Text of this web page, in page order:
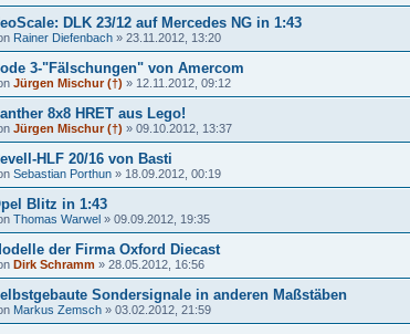
DLK 23/12 auf Mercedes NG in 1:43
Rainer Diefenbach » 23.11.2012, 13:20
3-"Fälschungen" von Amercom
Jürgen Mischur (†) » 12.11.2012, 09:12
8x8 HRET aus Lego!
Jürgen Mischur (†) » 09.10.2012, 13:37
HLF 20/16 von Basti
Sebastian Porthun » 18.09.2012, 00:19
Blitz in 1:43
Thomas Warwel » 09.09.2012, 19:35
der Firma Oxford Diecast
Dirk Schramm » 28.05.2012, 16:56
Sondersignale in anderen Maßstäben
Markus Zemsch » 03.02.2012, 21:59